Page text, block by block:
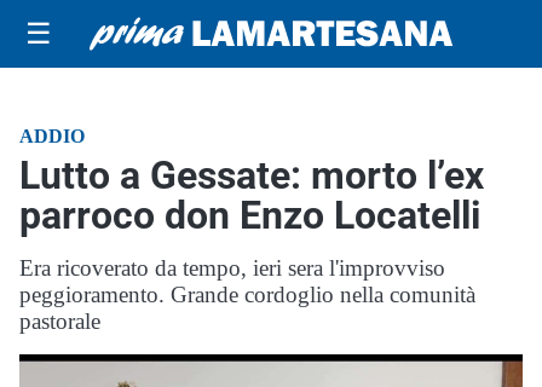
☰
ADDIO
Lutto a Gessate: morto l’ex
parroco don Enzo Locatelli
Era ricoverato da tempo, ieri sera l'improvviso
peggioramento. Grande cordoglio nella comunità
pastorale